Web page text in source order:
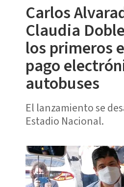
Carlos
Claudia
los primeros
pago
autobuses
El lanzamiento se
Estadio Nacional.